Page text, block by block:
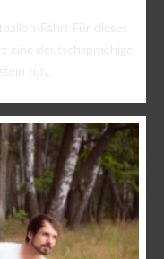
Fahrt Für dieses
eine deutschsprachige
für...